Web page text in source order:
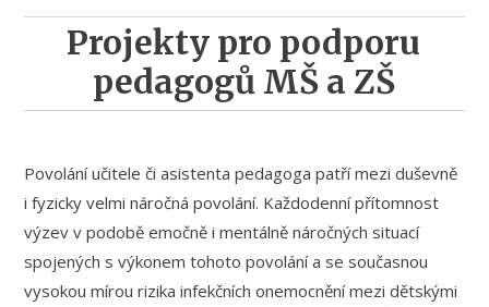
Projekty pro podporu
pedagogů MŠ a ZŠ
Povolání učitele či asistenta pedagoga patří mezi duševně
i fyzicky velmi náročná povolání. Každodenní přítomnost
výzev v podobě emočně i mentálně náročných situací
spojených s výkonem tohoto povolání a se současnou
vysokou mírou rizika infekčních onemocnění mezi dětskými